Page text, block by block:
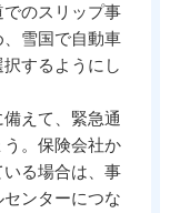
のスリップ事
雪国で自動車
するようにし
えて、緊急通
。保険会社か
る場合は、事
ンターにつな